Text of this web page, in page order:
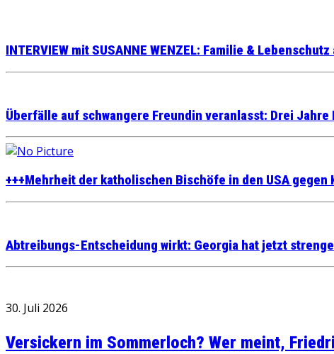
INTERVIEW mit SUSANNE WENZEL: Familie &
Überfälle auf schwangere Freundin veranlasst: Drei Jahre
+++Mehrheit der katholischen Bischöfe in den USA
Abtreibungs-Entscheidung wirkt: Georgia hat jetzt
30. Juli 2026
Versickern im Sommerloch? Wer meint,